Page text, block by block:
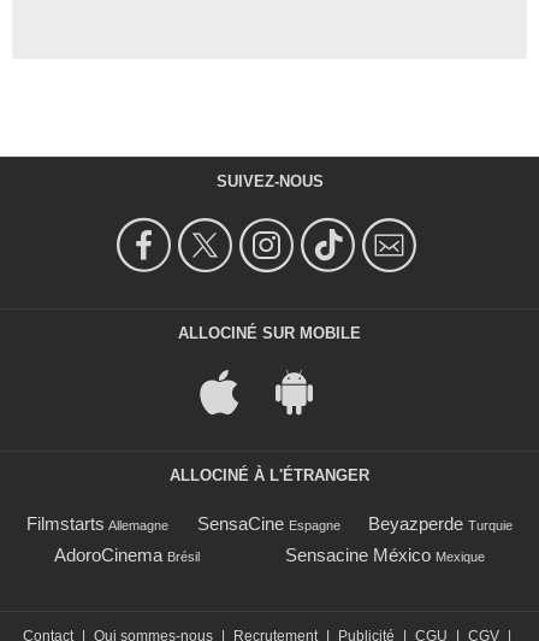
SUIVEZ-NOUS
ALLOCINÉ SUR MOBILE
ALLOCINÉ À L'ÉTRANGER
Filmstarts Allemagne SensaCine Espagne Beyazperde Turquie
AdoroCinema Brésil Sensacine México Mexique
Contact | Qui sommes-nous | Recrutement | Publicité | CGU | CGV |